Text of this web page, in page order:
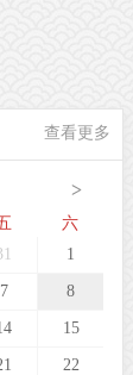
病理技术平
织透明化技
周期漫长的
查看更多
>
六
1
7 8
15
22